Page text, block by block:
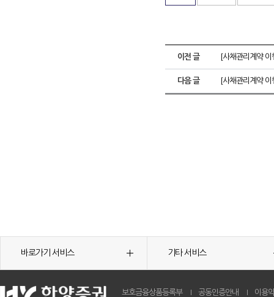
이전 글 [사채관리계약
다음 글 [사채관리계약
바로가기 서비스 기타 서비스
보호금융상품등록부 공동인증안내 이용